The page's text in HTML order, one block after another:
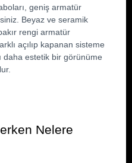
geniş armatür
Beyaz ve seramik
rengi armatür
açılıp kapanan sisteme
daha estetik bir görünüme
Nelere